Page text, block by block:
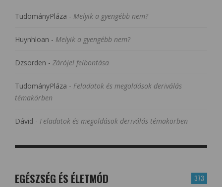
TudományPláza - Melyik a gyengébb nem?
Huynhloan - Melyik a gyengébb nem?
Dzsorden - Zárójel felbontása
TudományPláza - Feladatok és megoldások deriválás
témakörben
Dávid - Feladatok és megoldások deriválás témakörben
373
EGÉSZSÉG ÉS ÉLETMÓD